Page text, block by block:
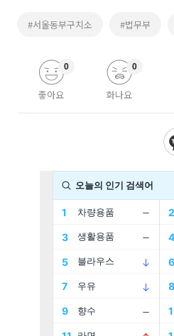
#서울동부구치소 #법무부
좋아요
0
화나요
0